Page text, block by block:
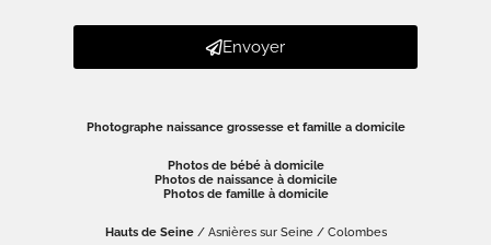
Photographe naissance grossesse et famille a domicile
Photos de bébé à domicile
Photos de naissance à domicile
Photos de famille à domicile
Hauts de Seine/ Asnières sur Seine / Colombes
Envoyer